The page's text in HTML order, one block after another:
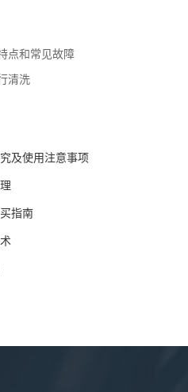
点和常见故障
清洗
及使用注意事项
指南